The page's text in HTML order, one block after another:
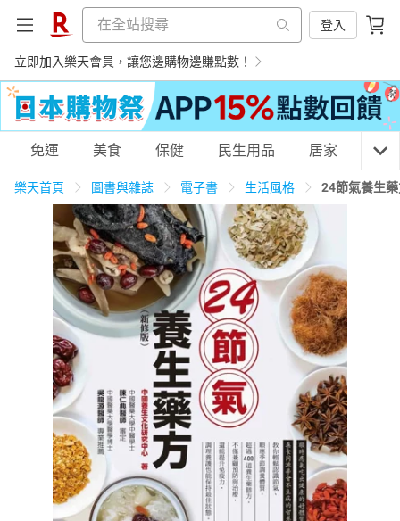
登入
立即加入樂天會員，讓您邊購物邊賺點數！
購物網分類
天天免運 美食蛋糕 養生保健 民生用品
居家生活 3C家電 運動休閒 親子玩具
女裝 男裝 化妝保養 情趣用品
日本購物 電子/紙本書
HOT
免運 美食 保健 民生用品 居家 3C
樂天首頁 圖書與雜誌 電子書 生活風格 24節氣養生